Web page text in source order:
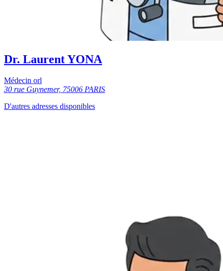
Dr. Laurent YONA
Médecin orl
30 rue Guynemer, 75006 PARIS
D'autres adresses disponibles